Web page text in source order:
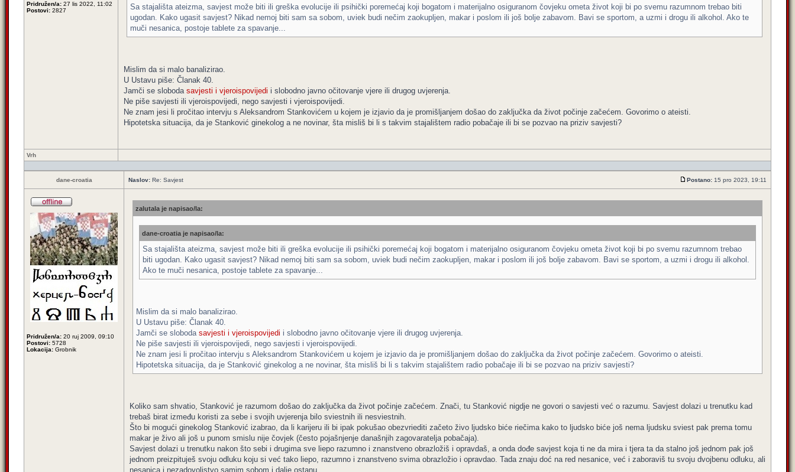
Pridružen/a: 27 lis 2022, 11:02
Postovi: 2827
Sa stajališta ateizma, savjest može biti ili greška evolucije ili psihički poremećaj koji bogatom i materijalno osiguranom čovjeku ometa život koji bi po svemu razumnom trebao biti
ugodan. Kako ugasit savjest? Nikad nemoj biti sam sa sobom, uviek budi nečim zaokupljen, makar i poslom ili još bolje zabavom. Bavi se sportom, a uzmi i drogu ili alkohol. Ako te
muči nesanica, postoje tablete za spavanje...
Mislim da si malo banalizirao.
U Ustavu piše: Članak 40.
Jamči se sloboda savjesti i vjeroispovijedi i slobodno javno očitovanje vjere ili drugog uvjerenja.
Ne piše savjesti ili vjeroispovijedi, nego savjesti i vjeroispovijedi.
Ne znam jesi li pročitao intervju s Aleksandrom Stankovićem u kojem je izjavio da je promišljanjem došao do zaključka da život počinje začećem. Govorimo o ateisti.
Hipotetska situacija, da je Stanković ginekolog a ne novinar, šta misliš bi li s takvim stajalištem radio pobačaje ili bi se pozvao na priziv savjesti?
Vrh
dane-croatia Naslov: Re: Savjest Postano: 15 pro 2023, 19:11
Pridružen/a: 20 ruj 2009, 09:10
Postovi: 5728
Lokacija: Grobnik
zalutala je napisao/la:
dane-croatia je napisao/la:
Sa stajališta ateizma, savjest može biti ili greška evolucije ili psihički poremećaj koji bogatom i materijalno osiguranom čovjeku ometa život koji bi po svemu razumnom trebao
biti ugodan. Kako ugasit savjest? Nikad nemoj biti sam sa sobom, uviek budi nečim zaokupljen, makar i poslom ili još bolje zabavom. Bavi se sportom, a uzmi i drogu ili alkohol.
Ako te muči nesanica, postoje tablete za spavanje...
Mislim da si malo banalizirao.
U Ustavu piše: Članak 40.
Jamči se sloboda savjesti i vjeroispovijedi i slobodno javno očitovanje vjere ili drugog uvjerenja.
Ne piše savjesti ili vjeroispovijedi, nego savjesti i vjeroispovijedi.
Ne znam jesi li pročitao intervju s Aleksandrom Stankovićem u kojem je izjavio da je promišljanjem došao do zaključka da život počinje začećem. Govorimo o ateisti.
Hipotetska situacija, da je Stanković ginekolog a ne novinar, šta misliš bi li s takvim stajalištem radio pobačaje ili bi se pozvao na priziv savjesti?
Koliko sam shvatio, Stanković je razumom došao do zaključka da život počinje začećem. Znači, tu Stanković nigdje ne govori o savjesti već o razumu. Savjest dolazi u trenutku kad
trebaš birat između koristi za sebe i svojih uvjerenja bilo sviestnih ili nesviestnih.
Što bi mogući ginekolog Stanković izabrao, da li karijeru ili bi ipak pokušao obezvriediti začeto živo ljudsko biće riečima kako to ljudsko biće još nema ljudsku sviest pak prema tomu
makar je živo ali još u punom smislu nije čovjek (često pojašnjenje današnjih zagovaratelja pobačaja).
Savjest dolazi u trenutku nakon što sebi i drugima sve liepo razumno i znanstveno obrazložiš i opravdaš, a onda dođe savjest koja ti ne da mira i tjera ta da stalno još jednom pak još
jednom preizpituješ svoju odluku koju si već tako liepo, razumno i znanstveno svima obrazložio i opravdao. Tada znaju doć na red nesanice, već i zaboraviš tu svoju dvojbenu odluku, ali
nesanica i nezadovoljstvo samim sobom i dalje ostanu...